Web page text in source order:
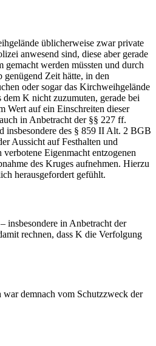
üblicherweise zwar private
anwesend sind, diese aber gerade
gemacht werden müssten und durch
genügend Zeit hätte, in den
oder sogar das Kirchweihgelände
K nicht zuzumuten, gerade bei
Wert auf ein Einschreiten dieser
in Anbetracht der §§ 227 ff.
insbesondere des § 859 II Alt. 2 BGB
Aussicht auf Festhalten und
Eigenmacht entzogenen
des Kruges aufnehmen. Hierzu
herausgefordert gefühlt.
insbesondere in Anbetracht der
rechnen, dass K die Verfolgung
demnach vom Schutzzweck der